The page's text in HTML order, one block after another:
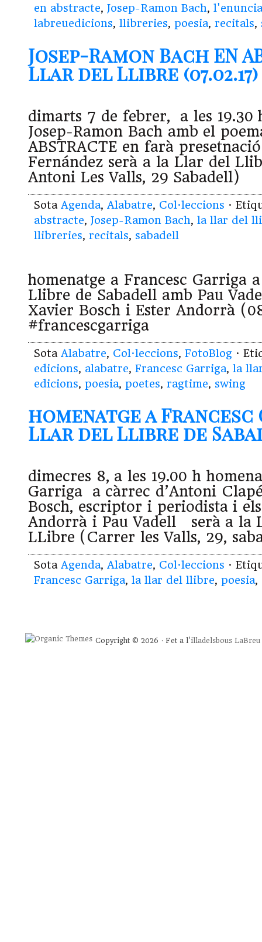
en abstracte, Josep-Ramon Bach,
labreuedicions, llibreries, poesia, recitals,
Josep-Ramon Bach EN
Llar del Llibre (07.02.17)
dimarts 7 de febrer, a les 19.30
Josep-Ramon Bach amb el
ABSTRACTE en farà
Fernández serà a la Llar del
Antoni Les Valls, 29 Sabadell)
Sota Agenda, Alabatre, Col·leccions ·
abstracte, Josep-Ramon Bach, la llar del
llibreries, recitals, sabadell
homenatge a Francesc Garriga
Llibre de Sabadell amb Pau
Xavier Bosch i Ester Andorrà
#francescgarriga
Sota Alabatre, Col·leccions, FotoBlog ·
edicions, alabatre, Francesc Garriga, la
edicions, poesia, poetes, ragtime, swing
homenatge a
Llar del Llibre de
dimecres 8, a les 19.00 h
Garriga a càrrec d’Antoni
Bosch, escriptor i periodista i
Andorrà i Pau Vadell serà a la
LLibre (Carrer les Valls, 29,
Sota Agenda, Alabatre, Col·leccions ·
Francesc Garriga, la llar del llibre, poesia,
Copyright © 2026 · Fet a l'illadelsbous